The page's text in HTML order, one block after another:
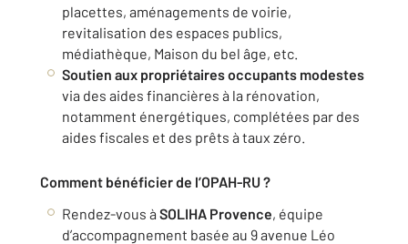
placettes, aménagements de voirie,
revitalisation des espaces publics,
médiathèque, Maison du bel âge, etc.
Soutien aux propriétaires occupants modestes
via des aides financières à la rénovation,
notamment énergétiques, complétées par des
aides fiscales et des prêts à taux zéro.
Comment bénéficier de l’OPAH-RU ?
Rendez-vous à SOLIHA Provence, équipe
d’accompagnement basée au 9 avenue Léo